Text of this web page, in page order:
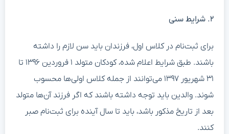
۲. شرایط سنی
برای ثبت‌نام در کلاس اول، فرزندان باید سن لازم را داشته
باشند. طبق شرایط اعلام شده، کودکان متولد ۱ فروردین ۱۳۹۶ تا
۳۱ شهریور ۱۳۹۷ می‌توانند از جمله کلاس اولی‌ها محسوب
شوند. والدین باید توجه داشته باشند که اگر فرزند آن‌ها متولد
بعد از تاریخ مذکور باشد، باید تا سال آینده برای ثبت‌نام صبر
کنند.